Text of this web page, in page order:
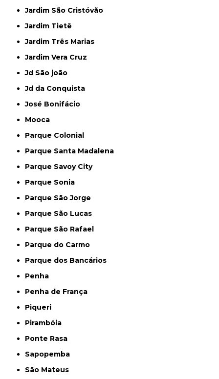
Jardim São Cristóvão
Jardim Tietê
Jardim Três Marias
Jardim Vera Cruz
Jd São joão
Jd da Conquista
José Bonifácio
Mooca
Parque Colonial
Parque Santa Madalena
Parque Savoy City
Parque Sonia
Parque São Jorge
Parque São Lucas
Parque São Rafael
Parque do Carmo
Parque dos Bancários
Penha
Penha de França
Piqueri
Pirambóia
Ponte Rasa
Sapopemba
São Mateus